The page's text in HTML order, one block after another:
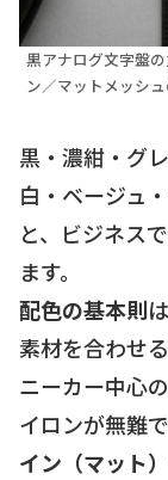
黒アナログ文字盤
ン／マットメッシ
黒・濃紺・グ
白・ベージュ
と、ビジネス
ます。
配色の基本則
素材を合わせ
ニーカー中心
イロンが無難
イン（マット